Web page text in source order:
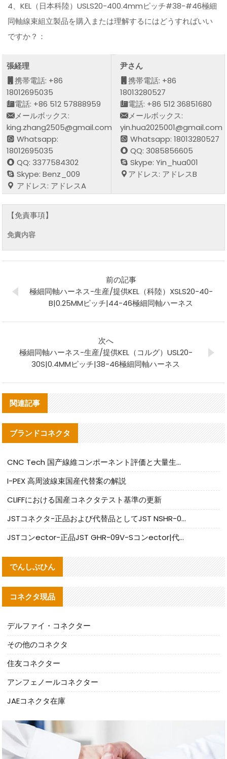
4、KEL（日本科陸）USLS20-400.4mmピッチ#38-#46極細
同軸線束組立製品を購入または理解するにはどうすればいい
ですか？：
張経理
携帯電話: +86
18012695035
電話: +86 512 57888959
メールボックス:
king.zhang2505@gmail.com
Whatsapp:
18012695035
QQ: 3377584302
Skype: Benz_009
アドレス: アドレスA
尹さん
携帯電話: +86
18013280527
電話: +86 512 36851680
メールボックス:
yin.hua2025001@gmail.com
Whatsapp: 18013280527
QQ: 3085856605
Skype: Yin_hua001
アドレス: アドレスB
【免責事項】
免責内容
前の記事
極細同軸ハーネス-生産/提供KEL（科陸）XSLS20-40-
B|0.25MMピッチ|44-46極細同軸ハーネス
次へ
極細同軸ハーネス-生産/提供KEL（コルグ）USL20-
30S|0.4MMピッチ|38-46極細同軸ハーネス
関連記事
ブランドコネクタ
CNC Tech 国产線維コンポーネント評価と大量生産適合ガイド
I-PEX 高周波線束国産代替案の解説
CLIFFにおける国産コネクタテスト基準の更新
JSTコネクタ-正品および代替品としてJST NSHR-02V-Sコネクタを提供します
JSTコンector-正品JST GHR-09V-Sコンector|代替品提供
でんしぶひん
コネクタ現品
デルファイ・コネクター
その他のコネクタ
住友コネクター
アンフェノールコネクター
JAEコネクタ在庫